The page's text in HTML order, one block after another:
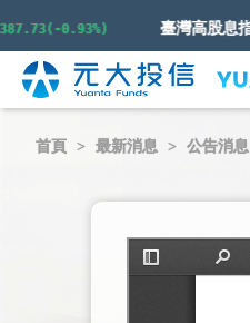
0.93%) 臺灣高股息指數
首頁 最新消息 公告消息